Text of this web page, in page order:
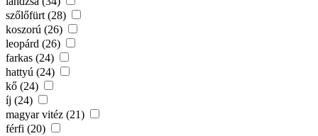
szőlőfürt (28)
koszorú (26)
leopárd (26)
farkas (24)
hattyú (24)
kő (24)
íj (24)
magyar vitéz (21)
férfi (20)